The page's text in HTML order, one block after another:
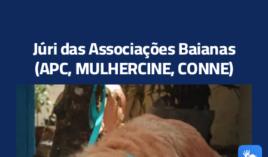
Júri das Associações Baianas
(APC, MULHERCINE, CONNE)